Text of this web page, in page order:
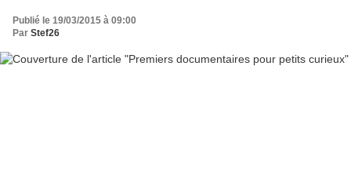
Publié le 19/03/2015 à 09:00
Par Stef26